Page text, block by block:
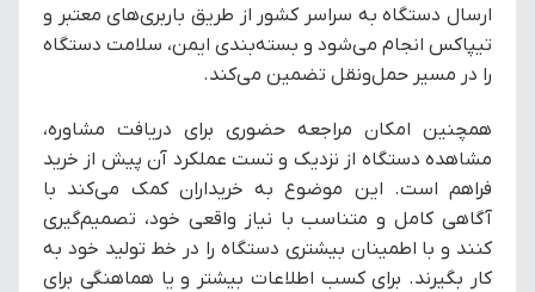
ارسال دستگاه به سراسر کشور از طریق باربری‌های معتبر و
تیپاکس انجام می‌شود و بسته‌بندی ایمن، سلامت دستگاه
را در مسیر حمل‌ونقل تضمین می‌کند.
همچنین امکان مراجعه حضوری برای دریافت مشاوره،
مشاهده دستگاه از نزدیک و تست عملکرد آن پیش از خرید
فراهم است. این موضوع به خریداران کمک می‌کند با
آگاهی کامل و متناسب با نیاز واقعی خود، تصمیم‌گیری
کنند و با اطمینان بیشتری دستگاه را در خط تولید خود به
کار بگیرند. برای کسب اطلاعات بیشتر و یا هماهنگی برای